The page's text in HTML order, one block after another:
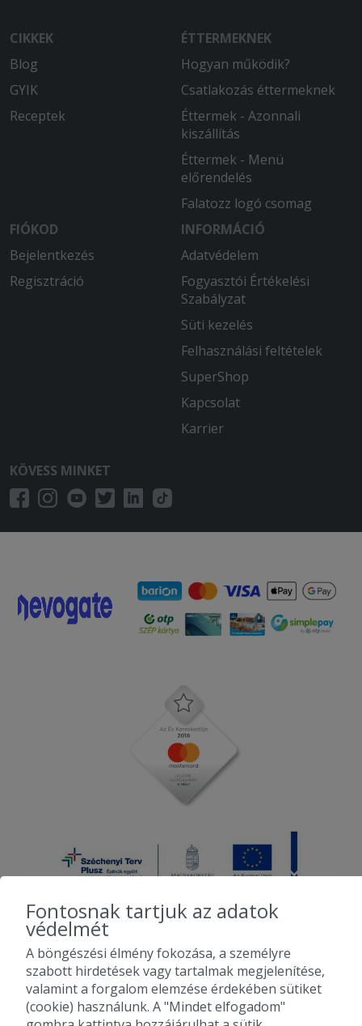
CIKKEK
Blog
GYIK
Receptek
ÉTTERMEKNEK
Hogyan működik?
Csatlakozás éttermeknek
Éttermek - Azonnali
kiszállítás
Éttermek - Menü
előrendelés
Falatozz logó csomag
FIÓKOD
Bejelentkezés
Regisztráció
INFORMÁCIÓ
Adatvédelem
Fogyasztói Értékelési
Szabályzat
Süti kezelés
Felhasználási feltételek
SuperShop
Kapcsolat
Karrier
KÖVESS MINKET
2010-2026 Copyright - Falatozz.hu - Diston-line Kft.
Pizza, gyros, hamburger, menük kedvező áron, egy helyen az összes
étterem ajánlata.
Fontosnak tartjuk az adatok
védelmét
A böngészési élmény fokozása, a személyre
szabott hirdetések vagy tartalmak megjelenítése,
valamint a forgalom elemzése érdekében sütiket
(cookie) használunk. A "Mindet elfogadom"